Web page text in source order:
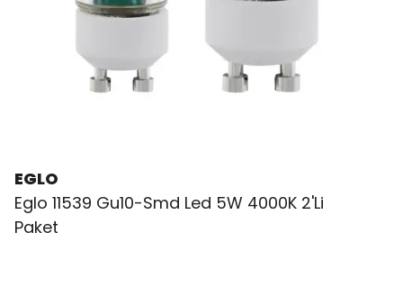
EGLO
Eglo 11539 Gu10-Smd Led 5W 4000K 2'Li
Paket